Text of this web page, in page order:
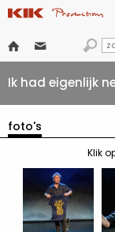
  
Ik had eigenlijk
foto's
Klik